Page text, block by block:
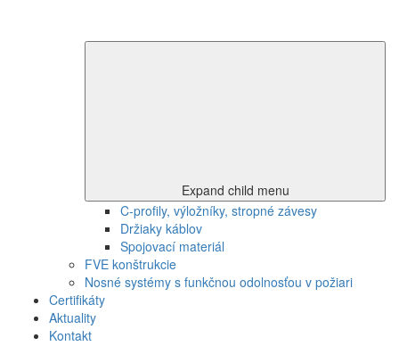
Expand child menu
C-profily, výložníky, stropné závesy
Držiaky káblov
Spojovací materiál
FVE konštrukcie
Nosné systémy s funkčnou odolnosťou v požiari
Certifikáty
Aktuality
Kontakt